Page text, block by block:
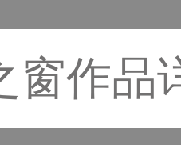
窗作品